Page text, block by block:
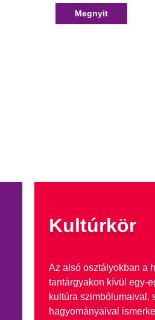
Megnyit
Kultúrkör
Az alsó osztályokban a
tantárgyakon kívül egy-
kultúra szimbólumaival,
hagyományaival